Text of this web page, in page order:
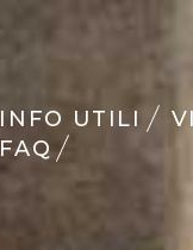
INFO UTILI
FAQ